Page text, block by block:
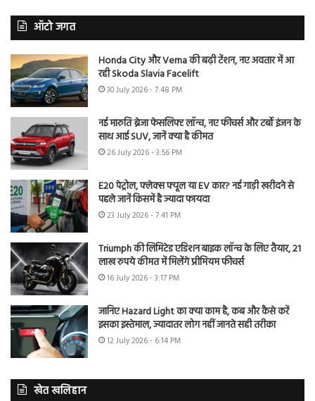
ऑटो जगत
Honda City और Verna की बढ़ी टेंशन, नए अवतार में आ
रही Skoda Slavia Facelift
30 July 2026 - 7:48 PM
नई मारुति ब्रेजा फेसलिफ्ट लॉन्च, नए फीचर्स और टर्बो इंजन के
साथ आई SUV, जानें क्या है कीमत
26 July 2026 - 3:56 PM
E20 पेट्रोल, फ्लेक्स फ्यूल या EV कार? नई गाड़ी खरीदने से
पहले जानें किसमें है ज्यादा फायदा
23 July 2026 - 7:41 PM
Triumph की लिमिटेड एडिशन बाइक लॉन्च के लिए तैयार, 21
लाख रुपये कीमत में मिलेंगे प्रीमियम फीचर्स
16 July 2026 - 3:17 PM
जानिए Hazard Light का क्या काम है, कब और कैसे करें
इसका इस्तेमाल, ज्यादातर लोग नहीं जानते सही तरीका
12 July 2026 - 6:14 PM
खेत खलिहान